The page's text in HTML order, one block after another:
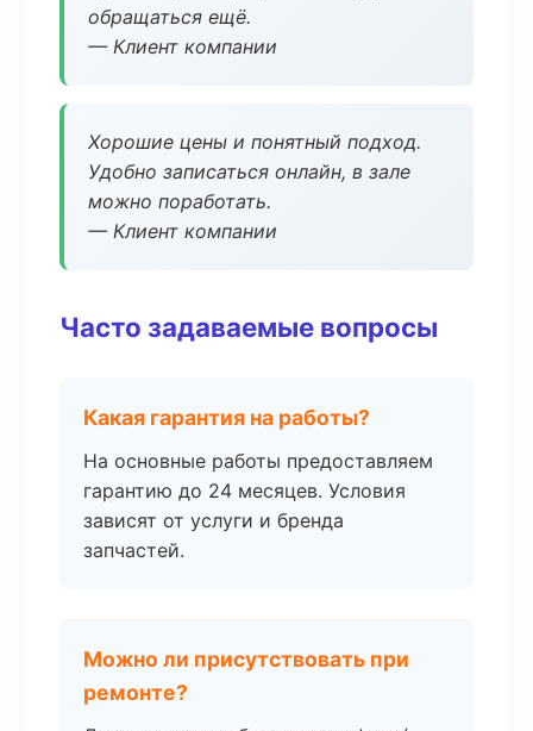
обращаться ещё.
— Клиент компании
Хорошие цены и понятный подход.
Удобно записаться онлайн, в зале
можно поработать.
— Клиент компании
Часто задаваемые вопросы
Какая гарантия на работы?
На основные работы предоставляем
гарантию до 24 месяцев. Условия
зависят от услуги и бренда
запчастей.
Можно ли присутствовать при
ремонте?